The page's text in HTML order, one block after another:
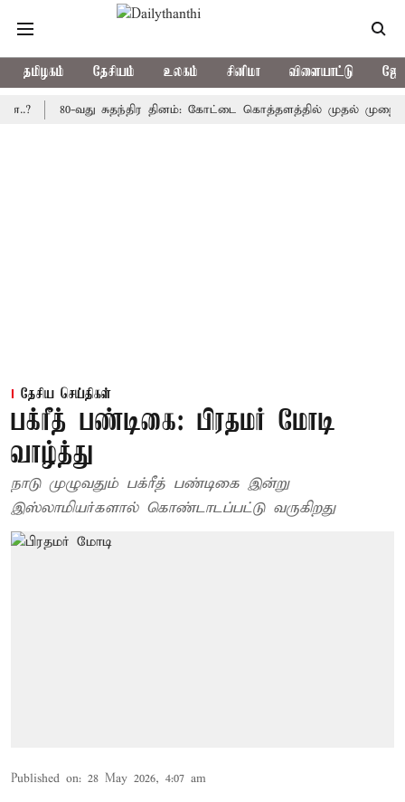
தமிழகம் தேசியம் உலகம் சினிமா விளையாட்டு
80-வது சுதந்திர தினம்: கோட்டை கொத்தளத்தில் முதல் முறையாக
தேசிய செய்திகள்
பக்ரீத் பண்டிகை: பிரதமர் மோடி
வாழ்த்து
நாடு முழுவதும் பக்ரீத் பண்டிகை இன்று
இஸ்லாமியர்களால் கொண்டாடப்பட்டு வருகிறது
Published on: 28 May 2026, 4:07 am